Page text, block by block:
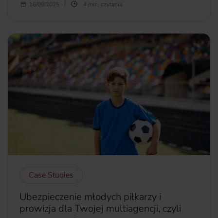
Wyobraź sobie, że kupujesz bilet do Bangkoku, a w
To rzeczywistość. Tajlandia właśnie rusza z największą w
historii kampanią turystyczną i rozdaje 200 tysięcy
darmowych biletów lotniczych. Dzięki niej podróżnicy z
całego świata, w tym także z Polski, będą mogli odkrywać
mniej znane zakątki tego kraju, nie wydając ani złotówki na
przelot wewnętrzny. Jak działa ta promocja i kto może z niej
skorzystać?więcej...
16/09/2025 4 min. czytania
Case Studies
Ubezpieczenie młodych piłkarzy i
prowizja dla Twojej multiagencji, czyli